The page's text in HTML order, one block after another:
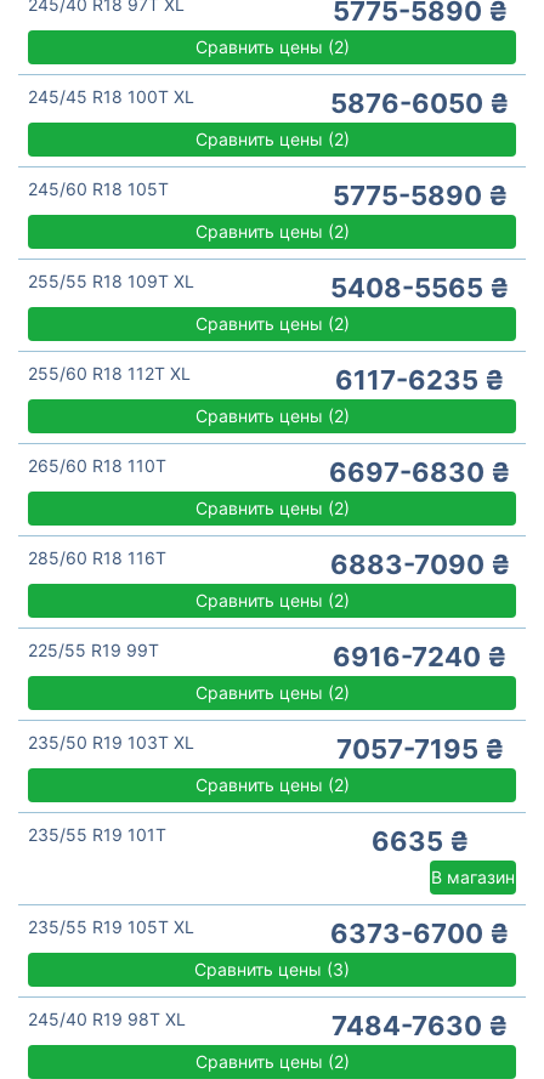
245/40 R18 97T XL 5775-5890 ₴
Сравнить цены (2)
245/45 R18 100T XL 5876-6050 ₴
Сравнить цены (2)
245/60 R18 105T 5775-5890 ₴
Сравнить цены (2)
255/55 R18 109T XL 5408-5565 ₴
Сравнить цены (2)
255/60 R18 112T XL 6117-6235 ₴
Сравнить цены (2)
265/60 R18 110T 6697-6830 ₴
Сравнить цены (2)
285/60 R18 116T 6883-7090 ₴
Сравнить цены (2)
225/55 R19 99T 6916-7240 ₴
Сравнить цены (2)
235/50 R19 103T XL 7057-7195 ₴
Сравнить цены (2)
235/55 R19 101T 6635 ₴
В магазин
235/55 R19 105T XL 6373-6700 ₴
Сравнить цены (3)
245/40 R19 98T XL 7484-7630 ₴
Сравнить цены (2)